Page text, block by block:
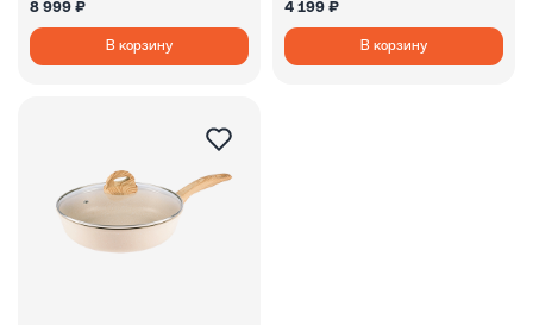
8 999 ₽
В корзину
4 199 ₽
В корзину